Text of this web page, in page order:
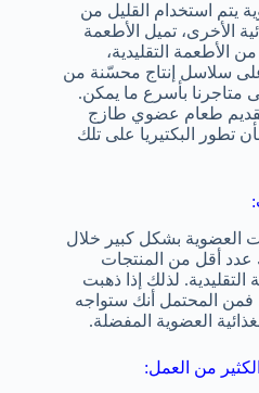
يتم استخدام القليل من
الأخرى، تميل الأطعمة
الأطعمة التقليدية،
سلاسل إنتاج محسّنة من
متاجرنا بأسرع ما يمكن.
طعام عضوي طازج
تطور البكتيريا على تلك
العضوية بشكل كبير خلال
عدد أقل من المنتجات
التقليدية. لذلك إذا ذهبت
المحتمل أنك ستواجه
العضوية المفضلة.